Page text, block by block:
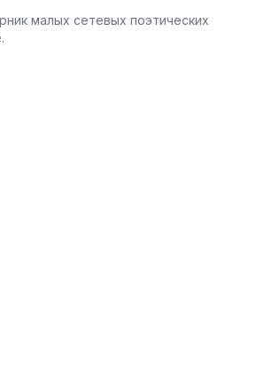
малых сетевых поэтических